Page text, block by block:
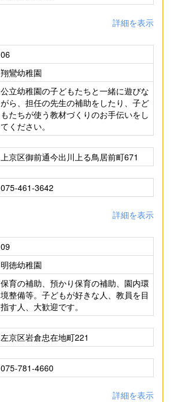
詳細を表示
06
翔鸞幼稚園
公立幼稚園の子どもたちと一緒に遊びな
がら、担任の先生の補助をしたり、子ど
もたちが使う教材づくりのお手伝いをし
てください。
上京区御前通今出川上る鳥居前町671
075-461-3642
詳細を表示
09
明徳幼稚園
保育の補助、預かり保育の補助、園内環
境整備等。子どもが好きな人、教員を目
指す人、大歓迎です。
左京区岩倉忠在地町221
075-781-4660
詳細を表示